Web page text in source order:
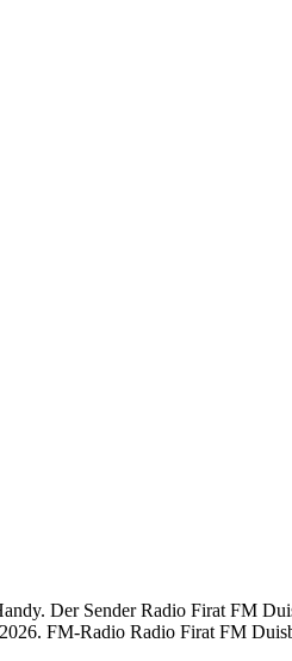
Der Sender Radio Firat FM
FM-Radio Radio Firat FM